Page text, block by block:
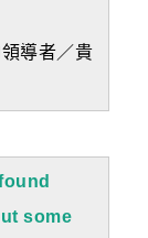
導者／貴
some